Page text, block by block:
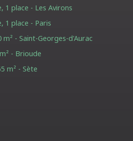
1 place - Les Avirons
1 place - Paris
- Saint-Georges-d'Aurac
- Brioude
m² - Sète